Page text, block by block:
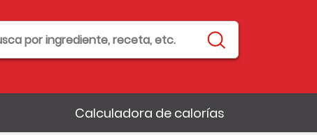
Calculadora de calorías